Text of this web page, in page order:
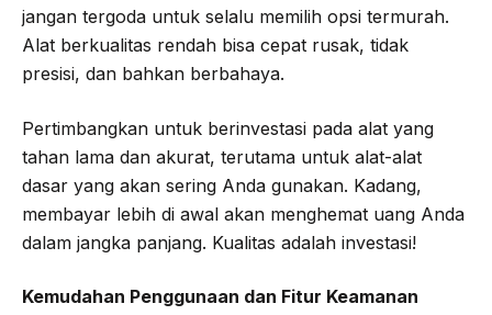
jangan tergoda untuk selalu memilih opsi termurah.
Alat berkualitas rendah bisa cepat rusak, tidak
presisi, dan bahkan berbahaya.
Pertimbangkan untuk berinvestasi pada alat yang
tahan lama dan akurat, terutama untuk alat-alat
dasar yang akan sering Anda gunakan. Kadang,
membayar lebih di awal akan menghemat uang Anda
dalam jangka panjang. Kualitas adalah investasi!
Kemudahan Penggunaan dan Fitur Keamanan